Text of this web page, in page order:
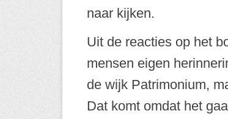
naar kijken.
Uit de reacties op het
mensen eigen
de wijk Patrimonium,
Dat komt omdat het